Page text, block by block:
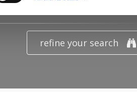
refine your search